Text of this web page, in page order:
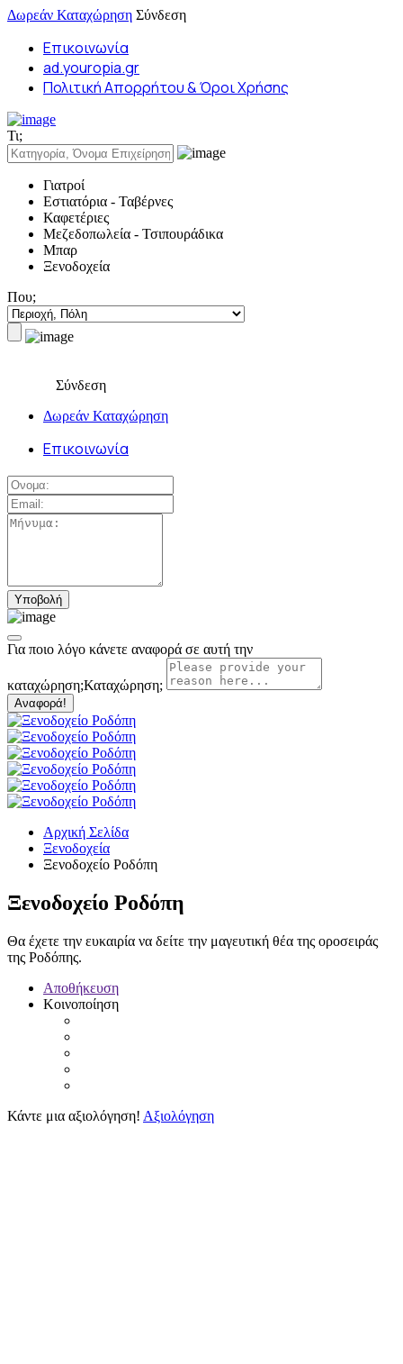
Δωρεάν Καταχώρηση Σύνδεση
Επικοινωνία
ad.youropia.gr
Πολιτική Απορρήτου & Όροι Χρήσης
Τι;
Γιατροί
Εστιατόρια - Ταβέρνες
Καφετέριες
Μεζεδοπωλεία - Τσιπουράδικα
Μπαρ
Ξενοδοχεία
Που;
Σύνδεση
Δωρεάν Καταχώρηση
Επικοινωνία
Για ποιο λόγο κάνετε αναφορά σε αυτή την
καταχώρηση;Καταχώρηση;
Αναφορά!
Αρχική Σελίδα
Ξενοδοχεία
Ξενοδοχείο Ροδόπη
Ξενοδοχείο Ροδόπη
Θα έχετε την ευκαιρία να δείτε την μαγευτική θέα της οροσειράς
της Ροδόπης.
Αποθήκευση
Κοινοποίηση
Κάντε μια αξιολόγηση! Αξιολόγηση